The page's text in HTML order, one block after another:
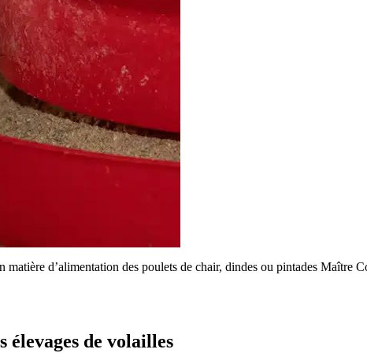
d’alimentation des poulets de chair, dindes ou pintades Maître
de volailles